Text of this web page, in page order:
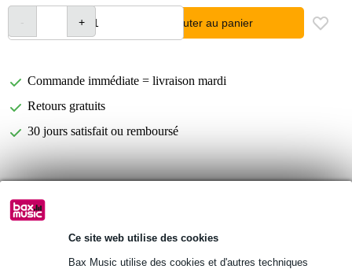
Ce site web utilise des cookies
Bax Music utilise des cookies et d'autres techniques
Ajouter au panier
Commande immédiate = livraison mardi
Retours gratuits
30 jours satisfait ou remboursé
set de 12 instruments de percussion
tambour sur cadre
paire de claves